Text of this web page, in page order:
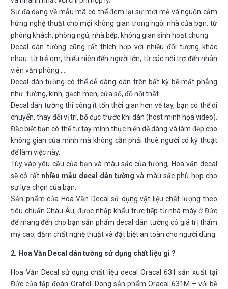
Sự đa dạng về mẫu mã có thể đem lại sự mới mẻ và nguồn cảm
hứng nghệ thuật cho mọi không gian trong ngôi nhà của bạn: từ
phòng khách, phòng ngủ, nhà bếp, không gian sinh hoạt chung
Decal dán tường cũng rất thích hợp với nhiều đối tượng khác
nhau: từ trẻ em, thiếu niên đến người lớn, từ các nội trợ đến nhân
viên văn phòng ,…
Decal dán tường có thể dễ dàng dán trên bất kỳ bề mặt phẳng
như: tường, kính, gạch men, cửa sổ, đồ nội thất.
Decal dán tường thi công ít tốn thời gian hơn vẽ tay, bạn có thể di
chuyển, thay đổi vị trí, bố cục trước khi dán (host minh họa video).
Đặc biệt bạn có thể tự tay mình thực hiện dễ dàng và làm đẹp cho
không gian của mình mà không cần phải thuê người có kỹ thuật
để làm việc này.
Tùy vào yêu cầu của bạn và màu sắc của tường, Hoa văn decal
sẽ có rất nhiều mẫu decal dán tường và màu sắc phù hợp cho
sự lựa chọn của bạn.
Sản phẩm của Hoa Văn Decal sử dụng vật liệu chất lượng theo
tiêu chuẩn Châu Âu, được nhập khẩu trực tiếp từ nhà máy ở Đức
để mang đến cho bạn sản phẩm decal dán tường có giá trị thẩm
mỹ cao, đậm chất nghệ thuật và đặt biệt an toàn cho người dùng.
2. Hoa Văn Decal dán tường sử dụng chất liệu gì ?
Hoa Văn Decal sử dụng chất liệu decal Oracal 631 sản xuất tại
Đức của tập đoàn Orafol. Dòng sản phẩm Oracal 631M – với bề